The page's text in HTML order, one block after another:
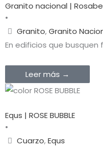
Granito nacional |
•
Granito,Granito
En edificios que
Leer más →
Equs | ROSE BUBBLE
•
Cuarzo,Equs